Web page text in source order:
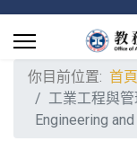
你目前位置: 首頁
工業工程與
Engineering